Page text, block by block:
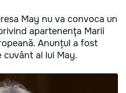
May nu va convoca un
apartenenţa Marii
Anunțul a fost
al lui May.